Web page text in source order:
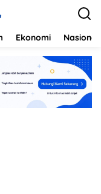
Ekonomi Nasional